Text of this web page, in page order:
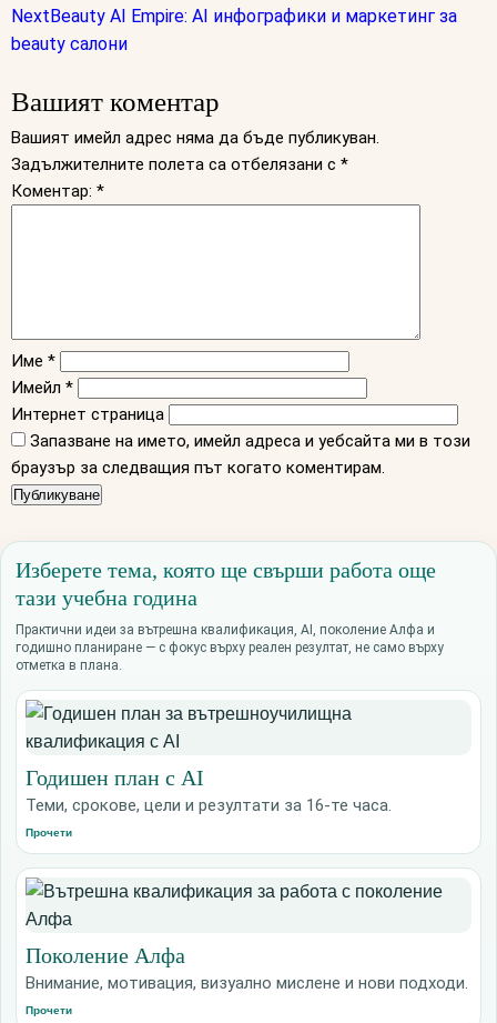
NextBeauty AI Empire: AI инфографики и маркетинг за
beauty салони
Вашият коментар
Вашият имейл адрес няма да бъде публикуван.
Задължителните полета са отбелязани с *
Коментар: *
Име *
Имейл *
Интернет страница
Запазване на името, имейл адреса и уебсайта ми в този
браузър за следващия път когато коментирам.
Изберете тема, която ще свърши работа още
тази учебна година
Практични идеи за вътрешна квалификация, AI, поколение Алфа и
годишно планиране — с фокус върху реален резултат, не само върху
отметка в плана.
Годишен план с AI
Теми, срокове, цели и резултати за 16-те часа.
Прочети
Поколение Алфа
Внимание, мотивация, визуално мислене и нови подходи.
Прочети